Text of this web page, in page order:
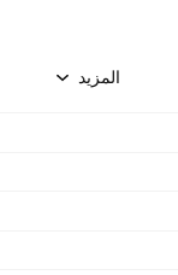
المزيد